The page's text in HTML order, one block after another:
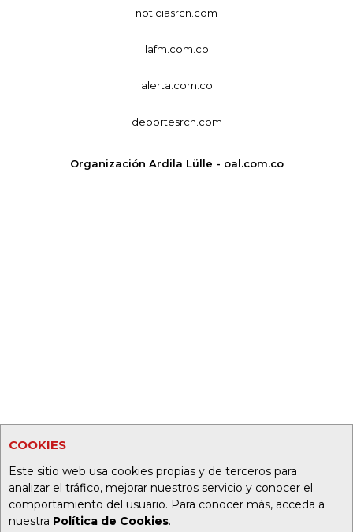
COOKIES
Este sitio web usa cookies propias y de terceros para
analizar el tráfico, mejorar nuestros servicio y conocer el
comportamiento del usuario. Para conocer más, acceda a
nuestra Política de Cookies.
noticiasrcn.com
lafm.com.co
alerta.com.co
deportesrcn.com
Organización Ardila Lülle - oal.com.co